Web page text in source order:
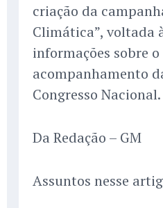
criação da
Climática”, voltada
informações sobre
acompanhamento
Congresso Nacional.
Da Redação – GM
Assuntos nesse